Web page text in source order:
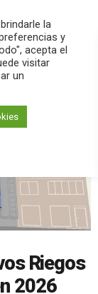
pause PLAY
Riegos
2026
la
y
acepta el
visitar
un